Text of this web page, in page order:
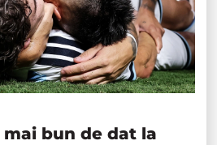
mai bun de dat la